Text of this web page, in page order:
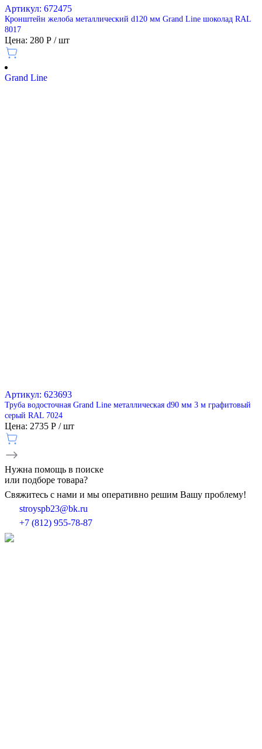
Артикул: 672475
Кронштейн желоба металлический d120 мм Grand Line шоколад RAL
8017
Цена: 280 Р / шт
Grand Line
Артикул: 623693
Труба водосточная Grand Line металлическая d90 мм 3 м графитовый
серый RAL 7024
Цена: 2735 Р / шт
Нужна помощь в поиске
или подборе товара?
Свяжитесь с нами и мы оперативно решим Вашу проблему!
stroyspb23@bk.ru
+7 (812) 955-78-87